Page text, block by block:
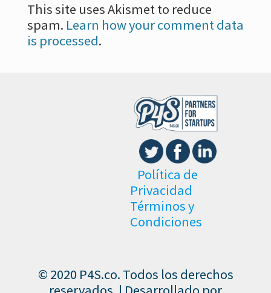
This site uses Akismet to reduce
spam. Learn how your comment data
is processed.
Política de
Privacidad
Términos y
Condiciones
© 2020 P4S.co. Todos los derechos